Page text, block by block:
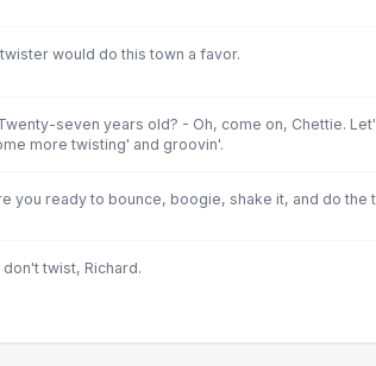
would do this town a favor.
seven years old? - Oh, come on, Chettie.
more twisting' and groovin'.
you ready to bounce, boogie, shake it, and do the
don't twist, Richard.